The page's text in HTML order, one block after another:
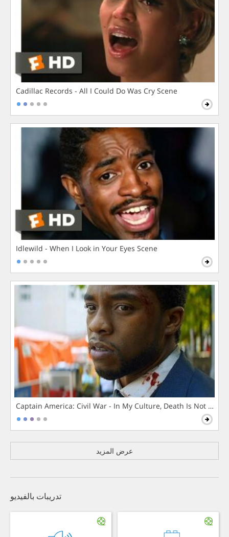
Cadillac Records - All I Could Do Was Cry Scene
Idlewild - When I Look in Your Eyes Scene
Captain America: Civil War - In My Culture, Death Is Not The
عرض المزيد
تدريبات بالفيديو